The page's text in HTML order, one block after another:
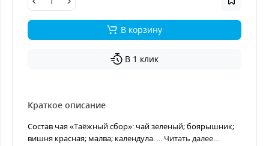
В корзину
В 1 клик
Краткое описание
Состав чая «Таёжный сбор»: чай зеленый; боярышник;
вишня красная; малва; календула. ... Читать далее...